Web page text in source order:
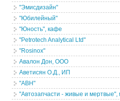
"Эмисдизайн"
"Юбилейный"
"Юность", кафе
"Petrotech Analytical Ltd"
"Rosinox"
Авалон Дон, ООО
Аветисян О.Д., ИП
"АВН"
"Автозапчасти - живые и мертвые",